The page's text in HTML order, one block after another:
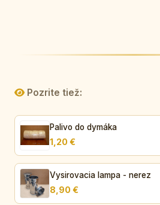
Pozrite tiež:
Palivo do dymáka
1,20 €
Vysirovacia lampa - nerez
8,90 €